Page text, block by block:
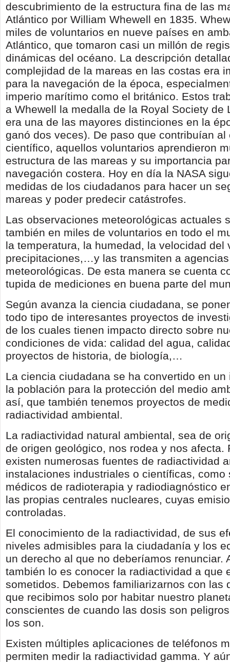
descubrimiento de la estructura fina de las
Atlántico por William Whewell en 1835.
miles de voluntarios en nueve países en
Atlántico, que tomaron casi un millón de
dinámicas del océano. La descripción
complejidad de la mareas en las costas era
para la navegación de la época,
imperio marítimo como el británico. Estos
a Whewell la medalla de la Royal Society de
era una de las mayores distinciones en la
ganó dos veces). De paso que contribuían al
científico, aquellos voluntarios aprendieron
estructura de las mareas y su importancia
navegación costera. Hoy en día la NASA
medidas de los ciudadanos para hacer un
mareas y poder predecir catástrofes.
Las observaciones meteorológicas actuales
también en miles de voluntarios en todo el
la temperatura, la humedad, la velocidad del
precipitaciones,…y las transmiten a agencias
meteorológicas. De esta manera se cuenta
tupida de mediciones en buena parte del
Según avanza la ciencia ciudadana, se
todo tipo de interesantes proyectos de
de los cuales tienen impacto directo sobre
condiciones de vida: calidad del agua,
proyectos de historia, de biología,…
La ciencia ciudadana se ha convertido en un
la población para la protección del medio
así, que también tenemos proyectos de
radiactividad ambiental.
La radiactividad natural ambiental, sea de
de origen geológico, nos rodea y nos afecta.
existen numerosas fuentes de radiactividad
instalaciones industriales o científicas, como
médicos de radioterapia y radiodiagnóstico
las propias centrales nucleares, cuyas
controladas.
El conocimiento de la radiactividad, de sus
niveles admisibles para la ciudadanía y los
un derecho al que no deberíamos renunciar.
también lo es conocer la radiactividad a que
sometidos. Debemos familiarizarnos con las
que recibimos solo por habitar nuestro
conscientes de cuando las dosis son
los son.
Existen múltiples aplicaciones de teléfonos
permiten medir la radiactividad gamma. Y